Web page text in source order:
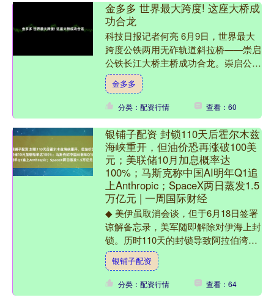
金多多 世界最大跨度! 这座大桥成
功合龙
科技日报记者何亮 6月9日，世界最大
跨度公铁两用无砟轨道斜拉桥——崇启
公铁长江大桥主桥成功合龙。崇启公铁
长江大桥是我国“八纵八横”高速铁路网
沿江通道主干线路——....
金多多
分类：配资行情 查看：60
银铺子配资 封锁110天后霍尔木兹
海峡重开，但油价恐再涨破100美
元；美联储10月加息概率达
100%；马斯克称中国AI明年Q1追
上Anthropic；SpaceX两日蒸发1.5
万亿元 | 一周国际财经
◆ 美伊虽取消会谈，但于6月18日签署
谅解备忘录，美军随即解除对伊海上封
锁。历时110天的封锁导致阿拉伯湾原
油出货骤降95%，这一“能源咽喉”的瘫
痪引发日韩及东....
银铺子配资
分类：配资行情 查看：64